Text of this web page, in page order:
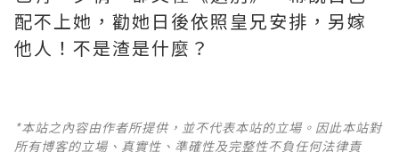
配不上她，勸她日後依照皇兄安排，另嫁
他人！不是渣是什麼？ ​​​
*本站之內容由作者所提供，並不代表本站的立場。因此本站對
所有博客的立場、真實性、準確性及完整性不負任何法律責